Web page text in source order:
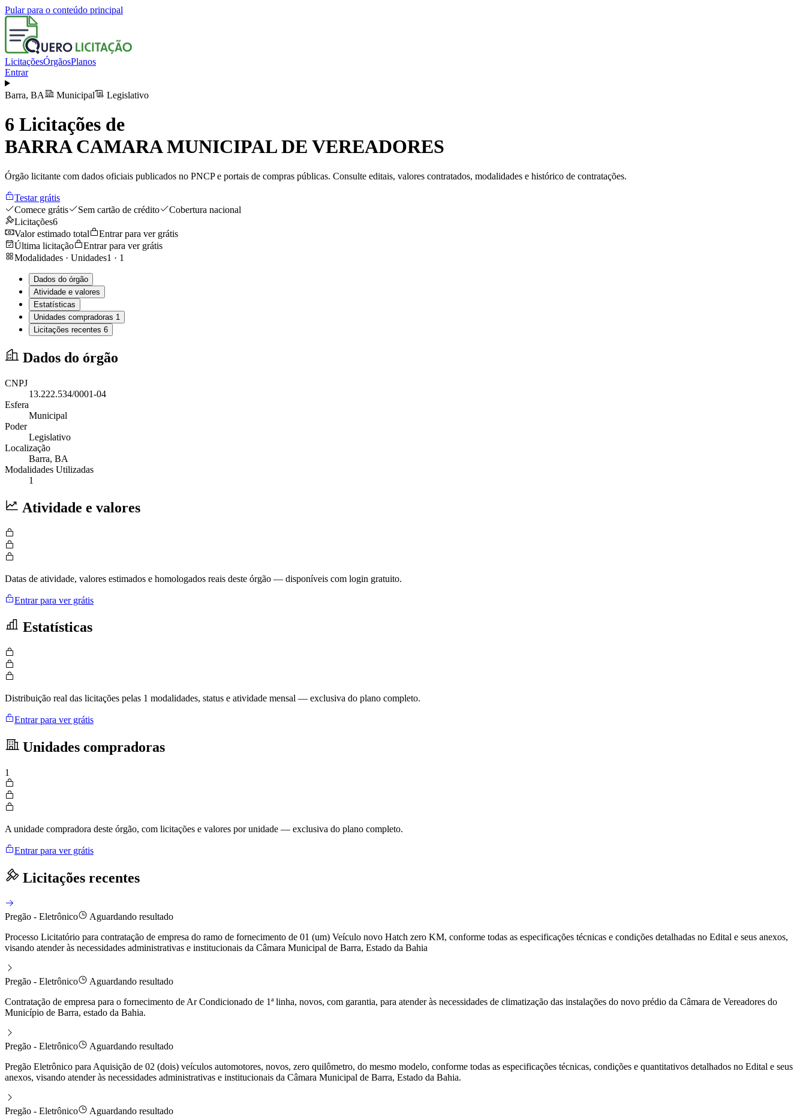
Pular para o conteúdo principal
LicitaçõesÓrgãosPlanos
Entrar
Barra, BA Municipal Legislativo
6 Licitações de
BARRA CAMARA MUNICIPAL DE VEREADORES
Órgão licitante com dados oficiais publicados no PNCP e portais de compras públicas. Consulte editais, valores contratados, modalidades e histórico de contratações.
Testar grátis
Comece grátis
Sem cartão de crédito
Cobertura nacional
Licitações6
Valor estimado total
Entrar para ver grátis
Última licitação
Entrar para ver grátis
Modalidades · Unidades1 · 1
Dados do órgão
Atividade e valores
Estatísticas
Unidades compradoras 1
Licitações recentes 6
Dados do órgão
CNPJ
13.222.534/0001-04
Esfera
Municipal
Poder
Legislativo
Localização
Barra, BA
Modalidades Utilizadas
1
Atividade e valores
Datas de atividade, valores estimados e homologados reais deste órgão — disponíveis com login gratuito.
Entrar para ver grátis
Estatísticas
Distribuição real das licitações pelas 1 modalidades, status e atividade mensal — exclusiva do plano completo.
Entrar para ver grátis
Unidades compradoras
1
A unidade compradora deste órgão, com licitações e valores por unidade — exclusiva do plano completo.
Entrar para ver grátis
Licitações recentes
Pregão - Eletrônico
Aguardando resultado
Processo Licitatório para contratação de empresa do ramo de fornecimento de 01 (um) Veículo novo Hatch zero KM, conforme todas as especificações técnicas e condições detalhadas no Edital e seus anexos,
visando atender às necessidades administrativas e institucionais da Câmara Municipal de Barra, Estado da Bahia
Pregão - Eletrônico
Aguardando resultado
Contratação de empresa para o fornecimento de Ar Condicionado de 1ª linha, novos, com garantia, para atender às necessidades de climatização das instalações do novo prédio da Câmara de Vereadores do
Município de Barra, estado da Bahia.
Pregão - Eletrônico
Aguardando resultado
Pregão Eletrônico para Aquisição de 02 (dois) veículos automotores, novos, zero quilômetro, do mesmo modelo, conforme todas as especificações técnicas, condições e quantitativos detalhados no Edital e seus
anexos, visando atender às necessidades administrativas e institucionais da Câmara Municipal de Barra, Estado da Bahia.
Pregão - Eletrônico
Aguardando resultado